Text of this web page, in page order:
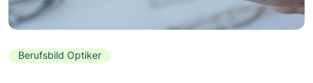
Berufsbild Optiker